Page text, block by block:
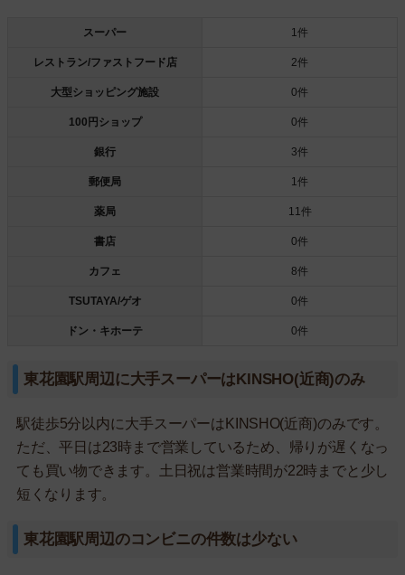
スーパー 1件
レストラン/ファストフード店 2件
大型ショッピング施設 0件
100円ショップ 0件
銀行 3件
郵便局 1件
薬局 11件
書店 0件
カフェ 8件
TSUTAYA/ゲオ 0件
ドン・キホーテ 0件
東花園駅周辺に大手スーパーはKINSHO(近商)のみ
駅徒歩5分以内に大手スーパーはKINSHO(近商)のみです。
ただ、平日は23時まで営業しているため、帰りが遅くなっ
ても買い物できます。土日祝は営業時間が22時までと少し
短くなります。
東花園駅周辺のコンビニの件数は少ない